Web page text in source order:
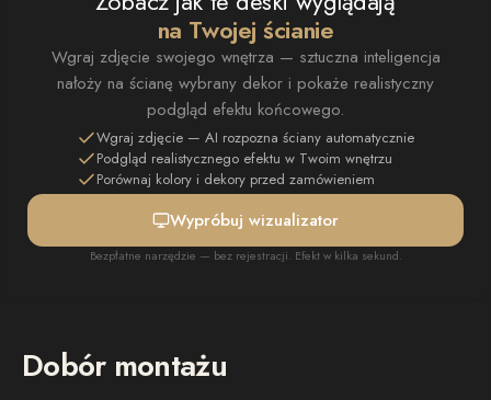
na Twojej ścianie
Wgraj zdjęcie swojego wnętrza — sztuczna inteligencja
nałoży na ścianę wybrany dekor i pokaże realistyczny
podgląd efektu końcowego.
Wgraj zdjęcie — AI rozpozna ściany automatycznie
Podgląd realistycznego efektu w Twoim wnętrzu
Porównaj kolory i dekory przed zamówieniem
Wypróbuj wizualizator
Bezpłatne narzędzie — bez rejestracji. Efekt w kilka sekund.
Dobór montażu